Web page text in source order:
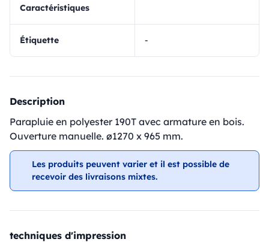
Caractéristiques
Étiquette -
Description
Parapluie en polyester 190T avec armature en bois.
Ouverture manuelle. ø1270 x 965 mm.
Les produits peuvent varier et il est possible de
recevoir des livraisons mixtes.
techniques d'impression